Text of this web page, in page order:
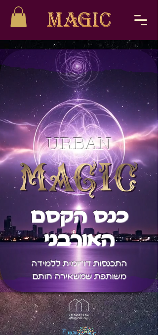
URBAN
כנס הקסם
האורבני
התכנסות דו־יומית ללמידה
משותפת שמשאירה חותם